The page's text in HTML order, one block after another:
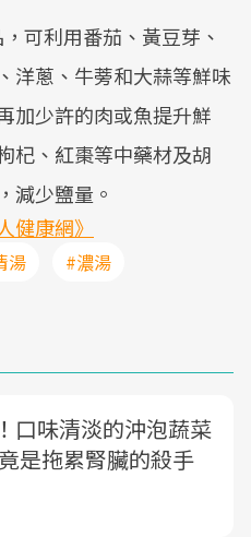
可利用番茄、黃豆芽、
洋蔥、牛蒡和大蒜等鮮味
加少許的肉或魚提升鮮
杞、紅棗等中藥材及胡
減少鹽量。
健康網》
湯 #濃湯
口味清淡的沖泡蔬菜
是拖累腎臟的殺手